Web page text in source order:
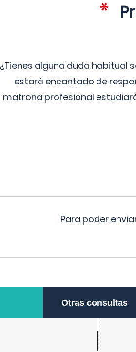
¿Tienes alguna duda
estará encantado de
matrona profesional
Para poder
Otras consultas